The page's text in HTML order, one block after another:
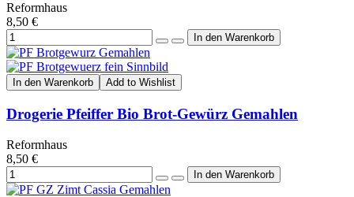
Reformhaus
8,50 €
In den Warenkorb Add to Wishlist
Drogerie Pfeiffer Bio Brot-Gewürz Gemahlen
Reformhaus
8,50 €